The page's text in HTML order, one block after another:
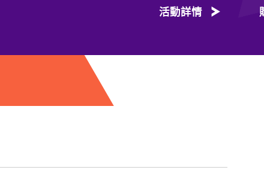
各族交融共生、彼此相
文明多元一體嘅發展特
活動詳情